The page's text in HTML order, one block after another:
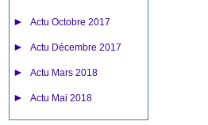
► Actu Octobre 2017
► Actu Décembre 2017
► Actu Mars 2018
► Actu Mai 2018